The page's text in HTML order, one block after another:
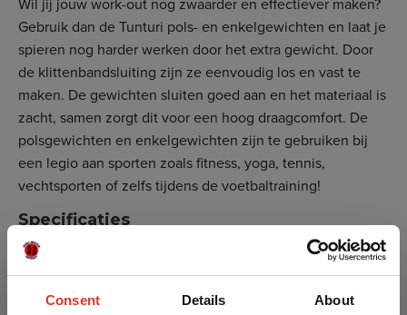
Consent Details About
Gebruik dan de Tunturi pols- en enkelgewichten en laat je
spieren nog harder werken door het extra gewicht. Door
de klittenbandsluiting zijn ze eenvoudig los en vast te
maken. De gewichten sluiten goed aan en het materiaal is
zacht, samen zorgt dit voor een hoog draagcomfort. De
polsgewichten en enkelgewichten zijn te gebruiken bij
een legio aan sporten zoals fitness, yoga, tennis,
vechtsporten of zelfs tijdens de voetbaltraining!
Specificaties
Gewicht: 2 x 1 kg.
Maat: One-size